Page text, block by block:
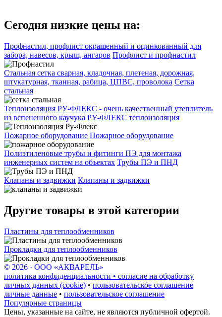
Сегодня низкие цены на:
Профнастил, профлист окрашенный и оцинкованный для
забора, навесов, крыш, ангаров Профлист и профнастил
Стальная сетка сварная, кладочная, плетеная, дорожная,
штукатурная, тканная, рабица, ЦПВС, проволока Сетка
стальная
Теплоизоляция РУ-ФЛЕКС - очень качественный утеплитель
из вспененного каучука РУ-ФЛЕКС теплоизоляция
Пожарное оборудование Пожарное оборудование
Полиэтиленовые трубы и фитинги ПЭ для монтажа
инженерных систем на объектах Трубы ПЭ и ПНД
Клапаны и задвижки Клапаны и задвижки
Другие товары в этой категории
Пластины для теплообменников
Прокладки для теплообменников
© 2026 · ООО «АКВАРЕЛЬ»
политика конфиденциальности • согласие на обработку
личных данных (cookie) • пользовательское соглашение
личные данные • пользовательское соглашение
Популярные страницы
Цены, указанные на сайте, не являются публичной офертой.